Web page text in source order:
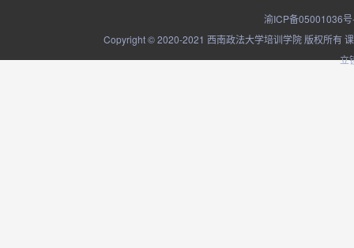
渝ICP备05001036
Copyright © 2020-2021 西南政法大学培训学院 版权所有
立